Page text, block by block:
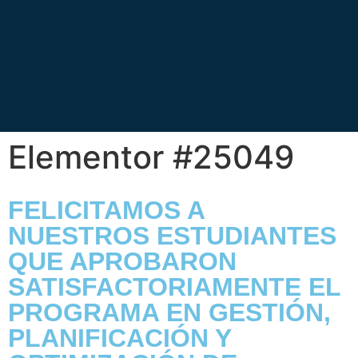
Elementor #25049
FELICITAMOS A
NUESTROS ESTUDIANTES
QUE APROBARON
SATISFACTORIAMENTE EL
PROGRAMA EN GESTIÓN,
PLANIFICACIÓN Y